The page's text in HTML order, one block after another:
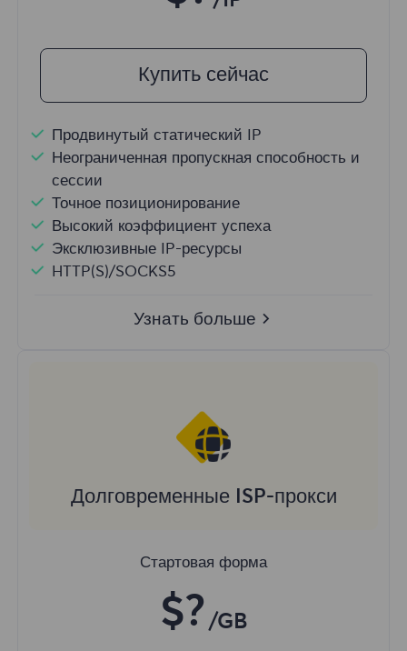
Купить сейчас
Продвинутый статический IP
Неограниченная пропускная способность и
сессии
Точное позиционирование
Высокий коэффициент успеха
Эксклюзивные IP-ресурсы
HTTP(S)/SOCKS5
Узнать больше
Долговременные ISP-прокси
Стартовая форма
$? /GB